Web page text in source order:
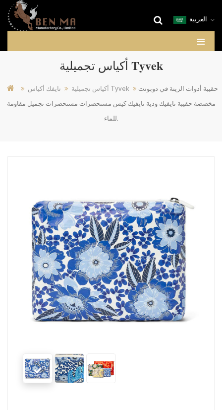
العربية
أكياس تجميلية Tyvek
تايفك أكياس أكياس تجميلية Tyvek
حقيبة أدوات الزينة في دوبونت
مخصصة حقيبة تايفيك ودية تايفيك كيس مستحضرات مستحضرات تجميل مقاومة
للماء.